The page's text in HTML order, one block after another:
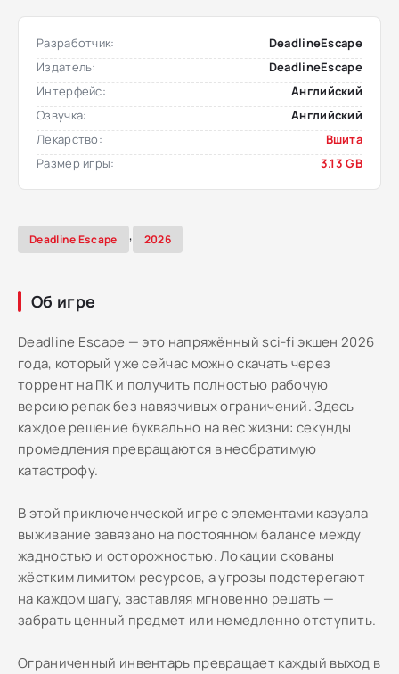
Разработчик:
DeadlineEscape
Издатель:
DeadlineEscape
Интерфейс:
Английский
Озвучка:
Английский
Лекарство:
Вшита
Размер игры:
3.13 GB
Deadline Escape , 2026
Об игре
Deadline Escape — это напряжённый sci-fi экшен 2026
года, который уже сейчас можно скачать через
торрент на ПК и получить полностью рабочую
версию репак без навязчивых ограничений. Здесь
каждое решение буквально на вес жизни: секунды
промедления превращаются в необратимую
катастрофу.
В этой приключенческой игре с элементами казуала
выживание завязано на постоянном балансе между
жадностью и осторожностью. Локации скованы
жёстким лимитом ресурсов, а угрозы подстерегают
на каждом шагу, заставляя мгновенно решать —
забрать ценный предмет или немедленно отступить.
Ограниченный инвентарь превращает каждый выход в